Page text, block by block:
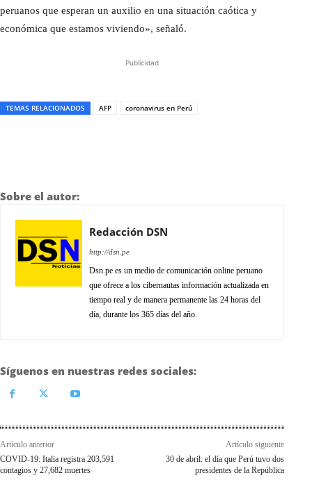
peruanos que esperan un auxilio en una situación caótica y
económica que estamos viviendo», señaló.
Publicidad
TEMAS RELACIONADOS AFP coronavirus en Perú
Sobre el autor:
Redacción DSN
http://dsn.pe
Dsn.pe es un medio de comunicación online peruano
que ofrece a los cibernautas información actualizada en
tiempo real y de manera permanente las 24 horas del
día, durante los 365 días del año.
Síguenos en nuestras redes sociales:
Artículo anterior
COVID-19: Italia registra 203,591
contagios y 27,682 muertes
Artículo siguiente
30 de abril: el día que Perú tuvo dos
presidentes de la República